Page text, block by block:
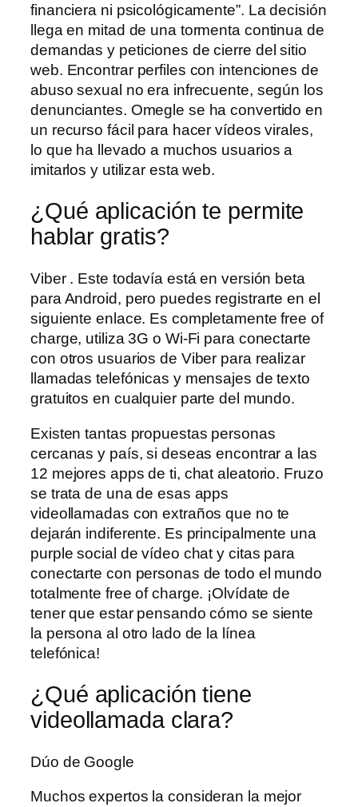
financiera ni psicológicamente”. La decisión
llega en mitad de una tormenta continua de
demandas y peticiones de cierre del sitio
web. Encontrar perfiles con intenciones de
abuso sexual no era infrecuente, según los
denunciantes. Omegle se ha convertido en
un recurso fácil para hacer vídeos virales,
lo que ha llevado a muchos usuarios a
imitarlos y utilizar esta web.
¿Qué aplicación te permite
hablar gratis?
Viber . Este todavía está en versión beta
para Android, pero puedes registrarte en el
siguiente enlace. Es completamente free of
charge, utiliza 3G o Wi-Fi para conectarte
con otros usuarios de Viber para realizar
llamadas telefónicas y mensajes de texto
gratuitos en cualquier parte del mundo.
Existen tantas propuestas personas
cercanas y país, si deseas encontrar a las
12 mejores apps de ti, chat aleatorio. Fruzo
se trata de una de esas apps
videollamadas con extraños que no te
dejarán indiferente. Es principalmente una
purple social de vídeo chat y citas para
conectarte con personas de todo el mundo
totalmente free of charge. ¡Olvídate de
tener que estar pensando cómo se siente
la persona al otro lado de la línea
telefónica!
¿Qué aplicación tiene
videollamada clara?
Dúo de Google
Muchos expertos la consideran la mejor